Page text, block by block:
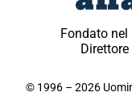
Fondato
© 1996 – 2026